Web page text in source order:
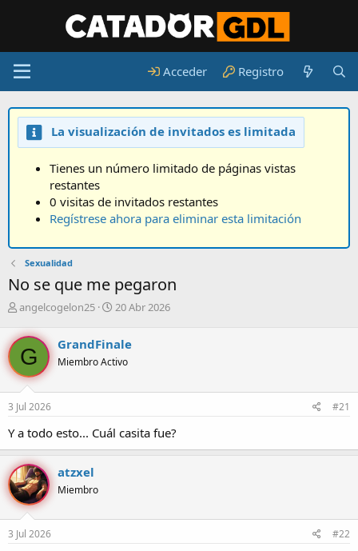
Acceder Registro
La visualización de invitados es limitada
Tienes un número limitado de páginas vistas
restantes
0 visitas de invitados restantes
Regístrese ahora para eliminar esta limitación
Sexualidad
No se que me pegaron
A
t
o
r
d
e
l
e
m
a
angelcogelon25
F
h
a
e
i
c
20 Abr 2026
G GrandFinale
Miembro Activo
3 Jul 2026 #21
Y a todo esto... Cuál casita fue?
atzxel
Miembro
3 Jul 2026 #22